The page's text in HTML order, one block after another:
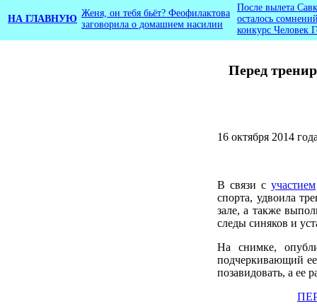
Перед
НА ГЛАВНУЮ
Женя, он тебя бьёт? Феофилактова
заговорила о домашнем насилии
После вылета
осталось
конкурс Человек
16 октября 2014
В связи сучастием
спорта, удвоила
зале, а также
следы синяков и
На снимке,
подчеркивающий
позавидовать, а ее